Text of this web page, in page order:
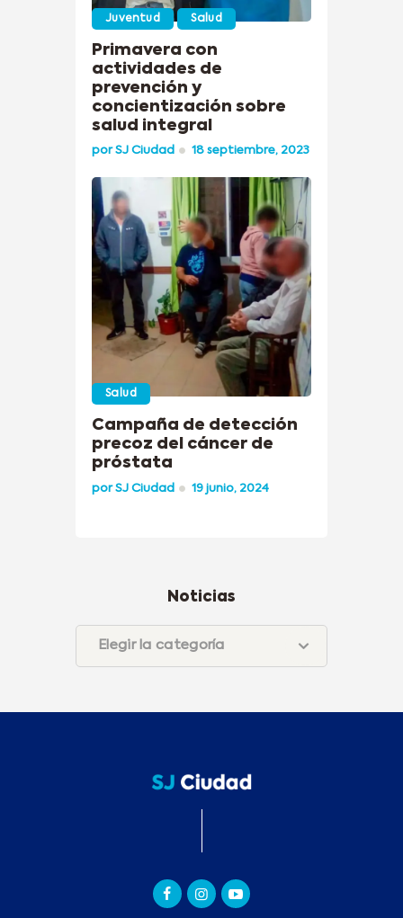
Juventud Salud
Primavera con
actividades de
prevención y
concientización sobre
salud integral
porSJ Ciudad 18 septiembre, 2023
Salud
Campaña de detección
precoz del cáncer de
próstata
porSJ Ciudad 19 junio, 2024
Noticias